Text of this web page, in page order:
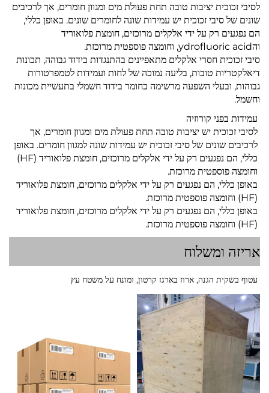
לסיבי זכוכית יציבות טובה תחת פעולת מים ומגוון חומרים, אך לרכיבים
שונים של סיבי זכוכית יש עמידות שונה לחומרים שונים. באופן כללי,
הם נפגעים רק על ידי אלקלים מרוכזים, חומצת פלואוריד
והydrofluoric acid, וחומצה פוספטית מרוכזת.
סיבי זכוכית חסרי אלקלים מתאפיינים בהתנגדות בידוד גבוהה, תכונות
דיאלקטריות טובות, בליעה נמוכה של לחות ועמידות לטמפרטורות
גבוהות, ובעלי השפעה מרשימה כחומר בידוד חשמלי בתעשיית מכונות
וחשמל.
עמידות בפני קורוזיה
לסיבי זכוכית יש יציבות טובה תחת פעולת מים ומגוון חומרים, אך
לרכיבים שונים של סיבי זכוכית יש עמידות שונה למגוון חומרים. באופן
כללי, הם נפגעים רק על ידי אלקלים מרוכזים, חומצת פלואוריד (HF)
וחומצה פוספטית מרוכזת.
באופן כללי, הם נפגעים רק על ידי אלקלים מרוכזים, חומצת פלואוריד
(HF) וחומצה פוספטית מרוכזת.
באופן כללי, הם נפגעים רק על ידי אלקלים מרוכזים, חומצת פלואוריד
(HF) וחומצה פוספטית מרוכזת.
אריזה ומשלוח
עטוף בשקית הגנה, ארוז בארגז קרטון, ומונח על משטח עץ